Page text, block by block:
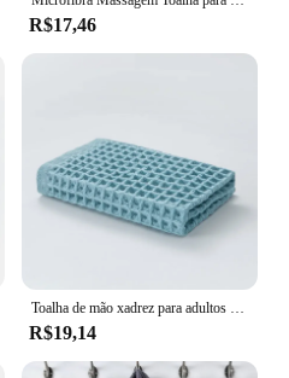
R$17,46
R$19,14